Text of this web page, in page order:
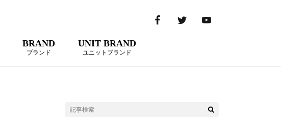
BRAND
ブランド
UNIT BRAND
ユニットブランド